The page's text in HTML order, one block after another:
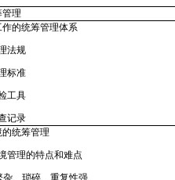
理
作的统筹管理体系
法规
标准
工具
记录
的统筹管理
管理的特点和难点
杂、琐碎、重复性强